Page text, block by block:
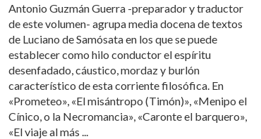
Antonio Guzmán Guerra -preparador y traductor
de este volumen- agrupa media docena de textos
de Luciano de Samósata en los que se puede
establecer como hilo conductor el espíritu
desenfadado, cáustico, mordaz y burlón
característico de esta corriente filosófica. En
«Prometeo», «El misántropo (Timón)», «Menipo el
Cínico, o la Necromancia», «Caronte el barquero»,
«El viaje al más ...